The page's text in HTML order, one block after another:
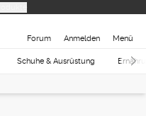
Forum Anmelden Menü
Schuhe & Ausrüstung